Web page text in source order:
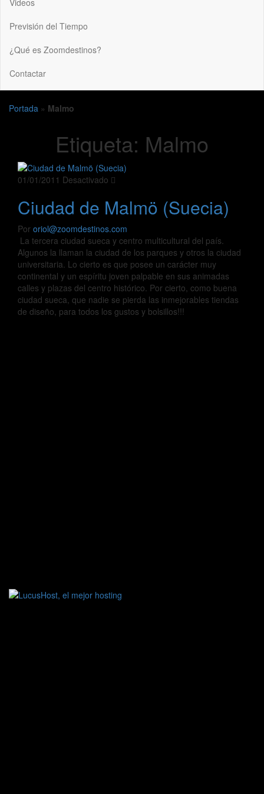
Videos
Previsión del Tiempo
¿Qué es Zoomdestinos?
Contactar
Portada » Malmo
Etiqueta: Malmo
01/01/2011 Desactivado
Ciudad de Malmö (Suecia)
Por oriol@zoomdestinos.com
La tercera ciudad sueca y centro multicultural del país.
Algunos la llaman la ciudad de los parques y otros la ciudad
universitaria. Lo cierto es que posee un carácter muy
continental y un espíritu joven palpable en sus animadas
calles y plazas del centro histórico. Por cierto, como buena
ciudad sueca, que nadie se pierda las inmejorables tiendas
de diseño, para todos los gustos y bolsillos!!!